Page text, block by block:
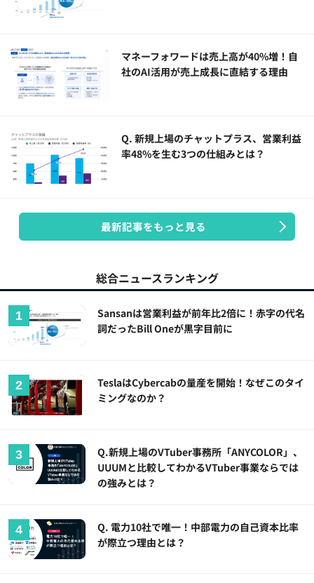
マネーフォワードは売上高が40%増！自
社のAI活用が売上成長に直結する理由
Q. 新規上場のチャットプラス、営業利益
率48%を生む3つの仕組みとは？
最新記事をもっと見る
総合ニュースランキング
Sansanは営業利益が前年比2倍に！赤字の代名
詞だったBill Oneが黒字目前に
TeslaはCybercabの量産を開始！なぜこのタイ
ミングなのか？
Q.新規上場のVTuber事務所「ANYCOLOR」、
UUUMと比較してわかるVTuber事業ならでは
の強みとは？
Q. 電力10社で唯一！中部電力の自己資本比率
が際立つ理由とは？